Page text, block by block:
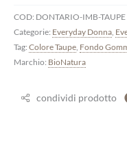
COD: DONTARIO-IMB-TAUPE
Categorie: Everyday Donna
Tag: Colore Taupe Fondo
Marchio: BioNatura
condividi prodotto